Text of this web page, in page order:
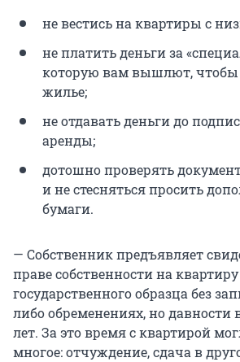
не вестись на квартиры с
не платить деньги за
которую вам вышлют,
жилье;
не отдавать деньги до
аренды;
дотошно проверять
и не стесняться просить
бумаги.
— Собственник предъявляет
праве собственности на квартиру
государственного образца без
либо обременениях, но давности
лет. За это время с квартирой
многое: отчуждение, сдача в